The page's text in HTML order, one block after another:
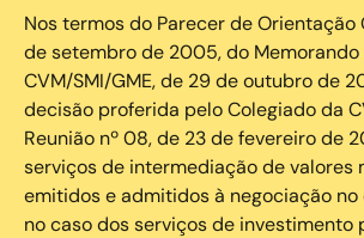
Nos termos do Parecer de Orientação
de setembro de 2005, do Memorando
CVM/SMI/GME, de 29 de outubro de
decisão proferida pelo Colegiado da
Reunião nº 08, de 23 de fevereiro de
serviços de intermediação de valores
emitidos e admitidos à negociação
no caso dos serviços de investimento